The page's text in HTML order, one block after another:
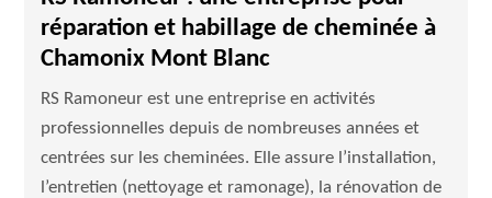
réparation et habillage de cheminée à
Chamonix Mont Blanc
RS Ramoneur est une entreprise en activités
professionnelles depuis de nombreuses années et
centrées sur les cheminées. Elle assure l’installation,
l’entretien (nettoyage et ramonage), la rénovation de